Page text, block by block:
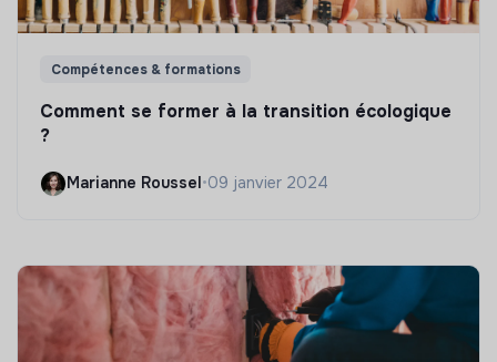
Compétences & formations
Comment se former à la transition écologique
?
Marianne Roussel •09 janvier 2024